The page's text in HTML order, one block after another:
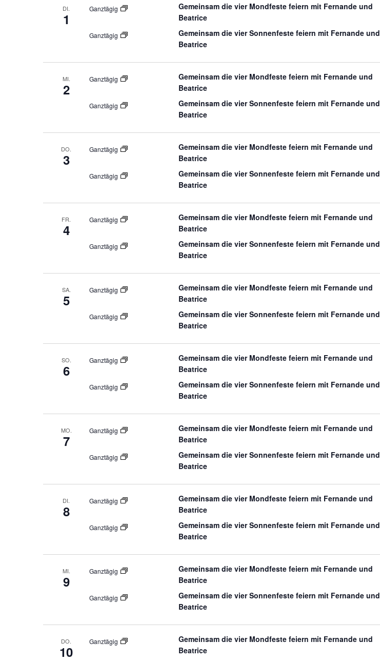
DI.
1
Ganztägig
Gemeinsam die vier Mondfeste feiern mit Fernande und
Beatrice
Ganztägig
Gemeinsam die vier Sonnenfeste feiern mit Fernande und
Beatrice
MI.
2
Ganztägig
Gemeinsam die vier Mondfeste feiern mit Fernande und
Beatrice
Ganztägig
Gemeinsam die vier Sonnenfeste feiern mit Fernande und
Beatrice
DO.
3
Ganztägig
Gemeinsam die vier Mondfeste feiern mit Fernande und
Beatrice
Ganztägig
Gemeinsam die vier Sonnenfeste feiern mit Fernande und
Beatrice
FR.
4
Ganztägig
Gemeinsam die vier Mondfeste feiern mit Fernande und
Beatrice
Ganztägig
Gemeinsam die vier Sonnenfeste feiern mit Fernande und
Beatrice
SA.
5
Ganztägig
Gemeinsam die vier Mondfeste feiern mit Fernande und
Beatrice
Ganztägig
Gemeinsam die vier Sonnenfeste feiern mit Fernande und
Beatrice
SO.
6
Ganztägig
Gemeinsam die vier Mondfeste feiern mit Fernande und
Beatrice
Ganztägig
Gemeinsam die vier Sonnenfeste feiern mit Fernande und
Beatrice
MO.
7
Ganztägig
Gemeinsam die vier Mondfeste feiern mit Fernande und
Beatrice
Ganztägig
Gemeinsam die vier Sonnenfeste feiern mit Fernande und
Beatrice
DI.
8
Ganztägig
Gemeinsam die vier Mondfeste feiern mit Fernande und
Beatrice
Ganztägig
Gemeinsam die vier Sonnenfeste feiern mit Fernande und
Beatrice
MI.
9
Ganztägig
Gemeinsam die vier Mondfeste feiern mit Fernande und
Beatrice
Ganztägig
Gemeinsam die vier Sonnenfeste feiern mit Fernande und
Beatrice
DO.
10
Ganztägig
Gemeinsam die vier Mondfeste feiern mit Fernande und
Beatrice